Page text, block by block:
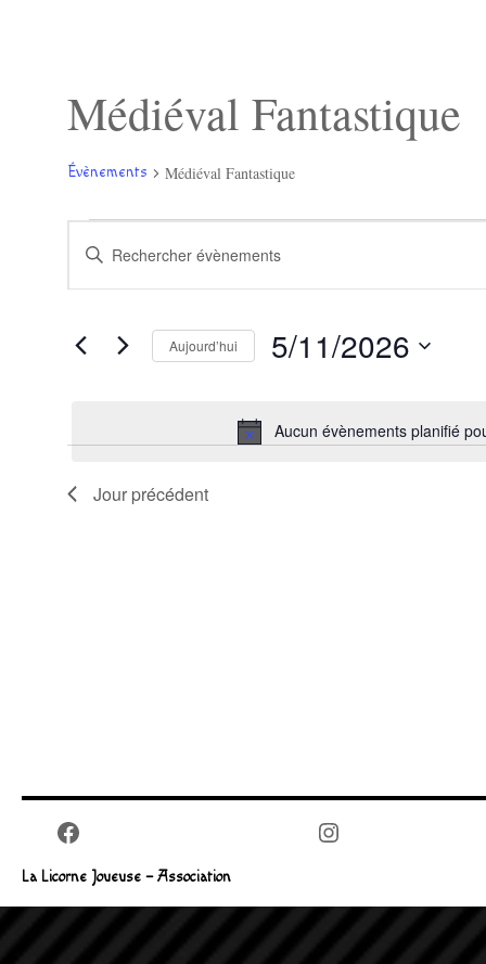
Médiéval Fantastique
Évènements Médiéval Fantastique
Évènements
for
mai
11,
Aucun évènements planifié
Recherche
navigation
de
Évènements
Saisir
mot-
par
mot-
Aujourd’hui 5/11/2026
Jour précédent
Facebook Instagram
La Licorne Joueuse – Association